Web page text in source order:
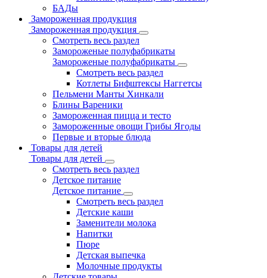
БАДы
Замороженная продукция
Замороженная продукция
Смотреть весь раздел
Замороженые полуфабрикаты
Замороженые полуфабрикаты
Смотреть весь раздел
Котлеты Бифштексы Наггетсы
Пельмени Манты Хинкали
Блины Вареники
Замороженная пицца и тесто
Замороженные овощи Грибы Ягоды
Первые и вторые блюда
Товары для детей
Товары для детей
Смотреть весь раздел
Детское питание
Детское питание
Смотреть весь раздел
Детские каши
Заменители молока
Напитки
Пюре
Детская выпечка
Молочные продукты